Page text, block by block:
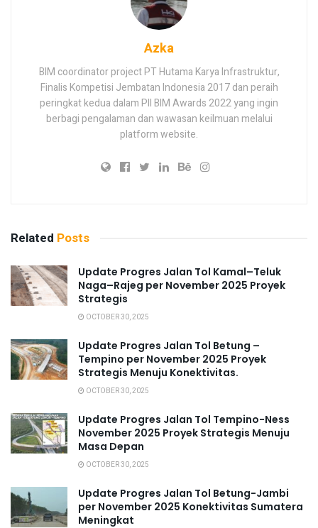
Azka
BIM coordinator project PT Hutama Karya Infrastruktur,
Finalis Kompetisi Jembatan Indonesia 2017 dan peraih
peringkat kedua dalam PII BIM Awards 2022 yang ingin
berbagi pengalaman dan wawasan keilmuan melalui
platform website.
Related Posts
Update Progres Jalan Tol Kamal–Teluk
Naga–Rajeg per November 2025 Proyek
Strategis
OCTOBER 30, 2025
Update Progres Jalan Tol Betung –
Tempino per November 2025 Proyek
Strategis Menuju Konektivitas.
OCTOBER 30, 2025
Update Progres Jalan Tol Tempino-Ness
November 2025 Proyek Strategis Menuju
Masa Depan
OCTOBER 30, 2025
Update Progres Jalan Tol Betung-Jambi
per November 2025 Konektivitas Sumatera
Meningkat